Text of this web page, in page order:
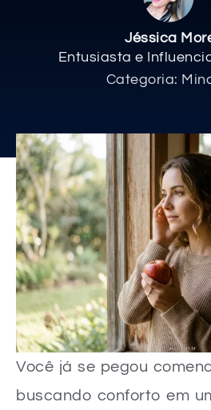
Jéssica
Entusiasta e
Categoria:
Você já se pegou
buscando conforto em